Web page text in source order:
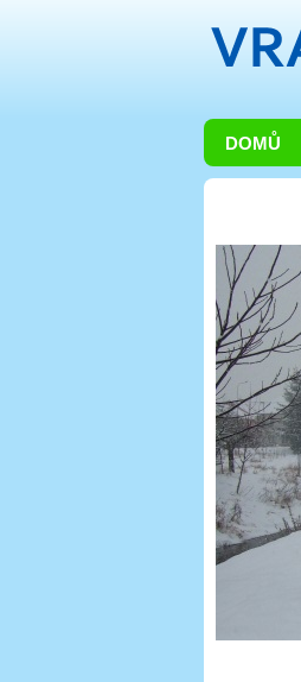
DOMŮ